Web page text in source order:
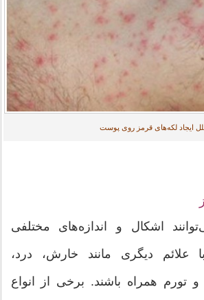
ایجاد لکه‌های قرمز روی پوست
اشکال و اندازه‌های مختلفی
علائم دیگری مانند خارش، درد،
تورم همراه باشند. برخی از انواع